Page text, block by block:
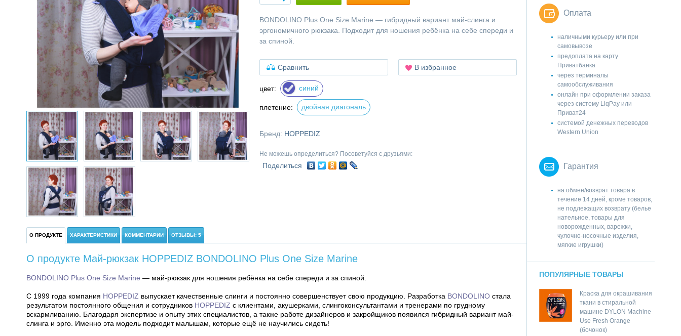
BONDOLINO Plus One Size Marine — гибридный вариант май-слинга и
эргономичного рюкзака. Подходит для ношения ребёнка на себе спереди и
за спиной.
Сравнить В избранное
цвет: синий
плетение: двойная диагональ
Бренд: HOPPEDIZ
Не можешь определиться? Посоветуйся с друзьями:
Поделиться
О ПРОДУКТЕ ХАРАКТЕРИСТИКИ КОММЕНТАРИИ ОТЗЫВЫ: 5
О продукте Май-рюкзак HOPPEDIZ BONDOLINO Plus One Size Marine
BONDOLINO Plus One Size Marine — май-рюкзак для ношения ребёнка на себе спереди и за спиной.
С 1999 года компания HOPPEDIZ выпускает качественные слинги и постоянно совершенствует свою продукцию. Разработка BONDOLINO стала
результатом постоянного общения и сотрудников HOPPEDIZ с клиентами, акушерками, слингоконсультантами и тренерами по грудному
вскармливанию. Благодаря экспертизе и опыту этих специалистов, а также работе дизайнеров и закройщиков появился гибридный вариант май-
слинга и эрго. Именно эта модель подходит малышам, которые ещё не научились сидеть!
Оплата
наличными курьеру или при
самовывозе
предоплата на карту
Приватбанка
через терминалы
самообслуживания
онлайн при оформлении заказа
через систему LiqPay или
Приват24
системой денежных переводов
Western Union
Гарантия
на обмен/возврат товара в
течение 14 дней, кроме товаров,
не подлежащих возврату (белье
нательное, товары для
новорожденных, варежки,
чулочно-носочные изделия,
мягкие игрушки)
ПОПУЛЯРНЫЕ ТОВАРЫ
Краска для окрашивания
ткани в стиральной
машине DYLON Machine
Use Fresh Orange
(бочонок)